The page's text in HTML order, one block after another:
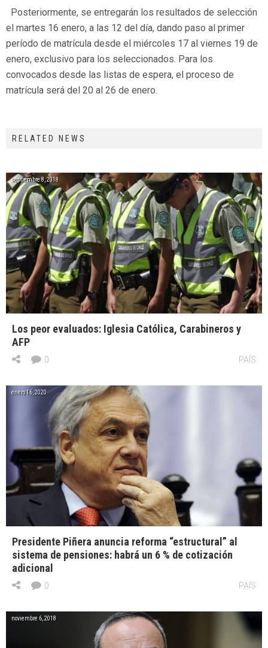
Posteriormente, se entregarán los resultados de selección
el martes 16 enero, a las 12 del día, dando paso al primer
período de matrícula desde el miércoles 17 al viernes 19 de
enero, exclusivo para los seleccionados. Para los
convocados desde las listas de espera, el proceso de
matrícula será del 20 al 26 de enero.
RELATED NEWS
septiembre 8, 2018
Los peor evaluados: Iglesia Católica, Carabineros y
AFP
PAÍS
0
enero 16, 2020
Presidente Piñera anuncia reforma “estructural” al
sistema de pensiones: habrá un 6 % de cotización
adicional
PAÍS
0
noviembre 6, 2018